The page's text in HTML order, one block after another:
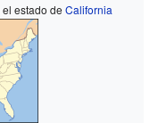
el estado de California